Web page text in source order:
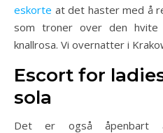
eskorte at det haster med å
som troner over den
knallrosa. Vi overnatter i
Escort for
sola
Det er også åpenbart